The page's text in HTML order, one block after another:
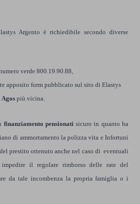
Argento è richiedibile secondo diverse
verde 800.19.90.88,
apposito form pubblicato sul sito di Elastys
Agos più vicina.
finanziamento pensionati sicuro in quanto ha
di ammortamento la polizza vita e Infortuni
prestito ottenuto anche nel caso di eventuali
impedire il regolare rimborso delle rate del
da tale incombenza la propria famiglia o i